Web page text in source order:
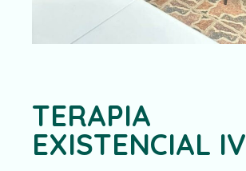
TERAPIA
EXISTENCIAL IV